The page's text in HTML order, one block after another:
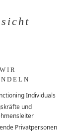
Individuals
und
Privatpersonen